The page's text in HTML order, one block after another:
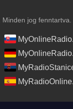
jog fenntartva.